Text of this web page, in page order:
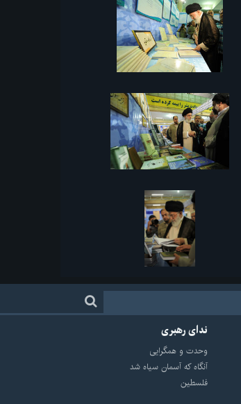
ندای رهبری
وحدت و همگرایی
آنگاه که آسمان سیاه شد
فلسطین